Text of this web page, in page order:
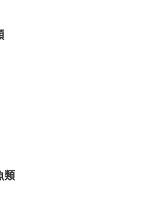
類